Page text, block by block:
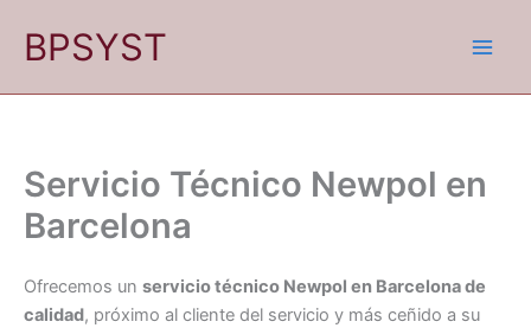
BPSYST
Servicio Técnico Newpol en
Barcelona
Ofrecemos un servicio técnico Newpol en Barcelona de
calidad, próximo al cliente del servicio y más ceñido a su